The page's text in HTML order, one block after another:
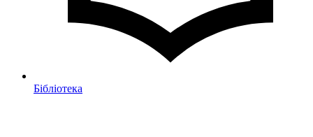
Бібліотека